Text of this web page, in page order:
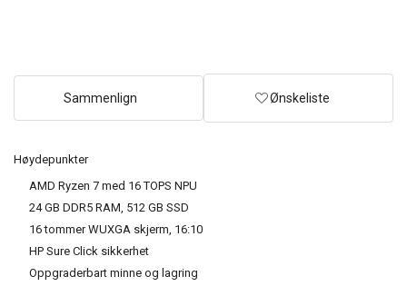
Høydepunkter
AMD Ryzen 7 med 16 TOPS NPU
24 GB DDR5 RAM, 512 GB SSD
16 tommer WUXGA skjerm, 16:10
HP Sure Click sikkerhet
Oppgraderbart minne og lagring
Sammenlign Ønskeliste